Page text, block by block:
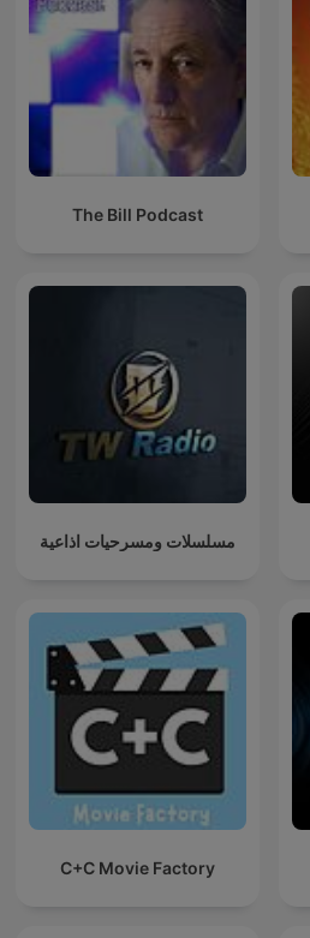
The Bill Podcast
مسلسلات ومسرحيات اذاعية
C+C Movie Factory